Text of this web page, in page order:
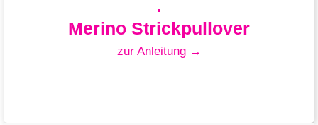
Merino Strickpullover
zur Anleitung →